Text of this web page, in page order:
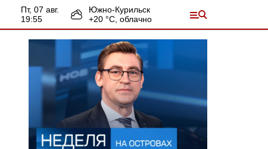
пт, 07 авг.
19:55
Южно-Курильск
+20 °С, облачно